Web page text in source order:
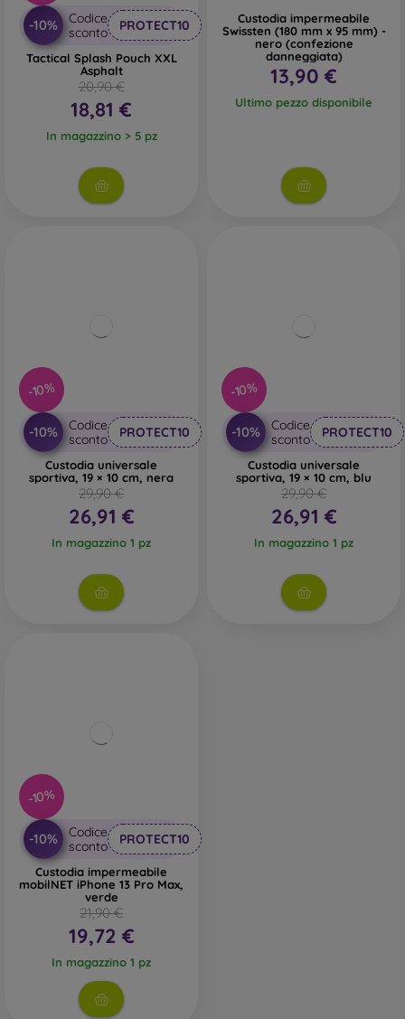
-10%
Codice
sconto
PROTECT10
Tactical Splash Pouch XXL
Asphalt
20,90 €
18,81 €
In magazzino > 5 pz
Custodia impermeabile
Swissten (180 mm x 95 mm) -
nero (confezione
danneggiata)
13,90 €
Ultimo pezzo disponibile
-10%
-10%
Codice
sconto
PROTECT10
Custodia universale
sportiva, 19 × 10 cm, nera
29,90 €
26,91 €
In magazzino 1 pz
-10%
-10%
Codice
sconto
PROTECT10
Custodia universale
sportiva, 19 × 10 cm, blu
29,90 €
26,91 €
In magazzino 1 pz
-10%
-10%
Codice
sconto
PROTECT10
Custodia impermeabile
mobilNET iPhone 13 Pro Max,
verde
21,90 €
19,72 €
In magazzino 1 pz